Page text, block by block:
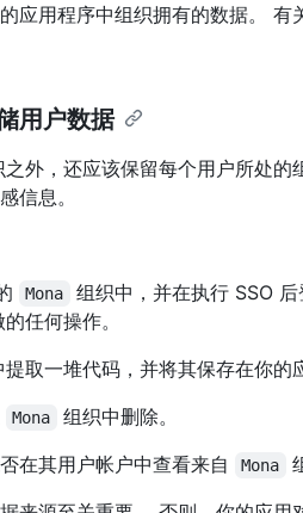
应用程序中组织拥有的数据。 有
用户数据
外，还应该保留每个用户所处的
信息。
Mona
组织中，并在执行 SSO
任何操作。
取一堆代码，并将其保存在你的
Mona
组织中删除。
在其用户帐户中查看来自
Mona